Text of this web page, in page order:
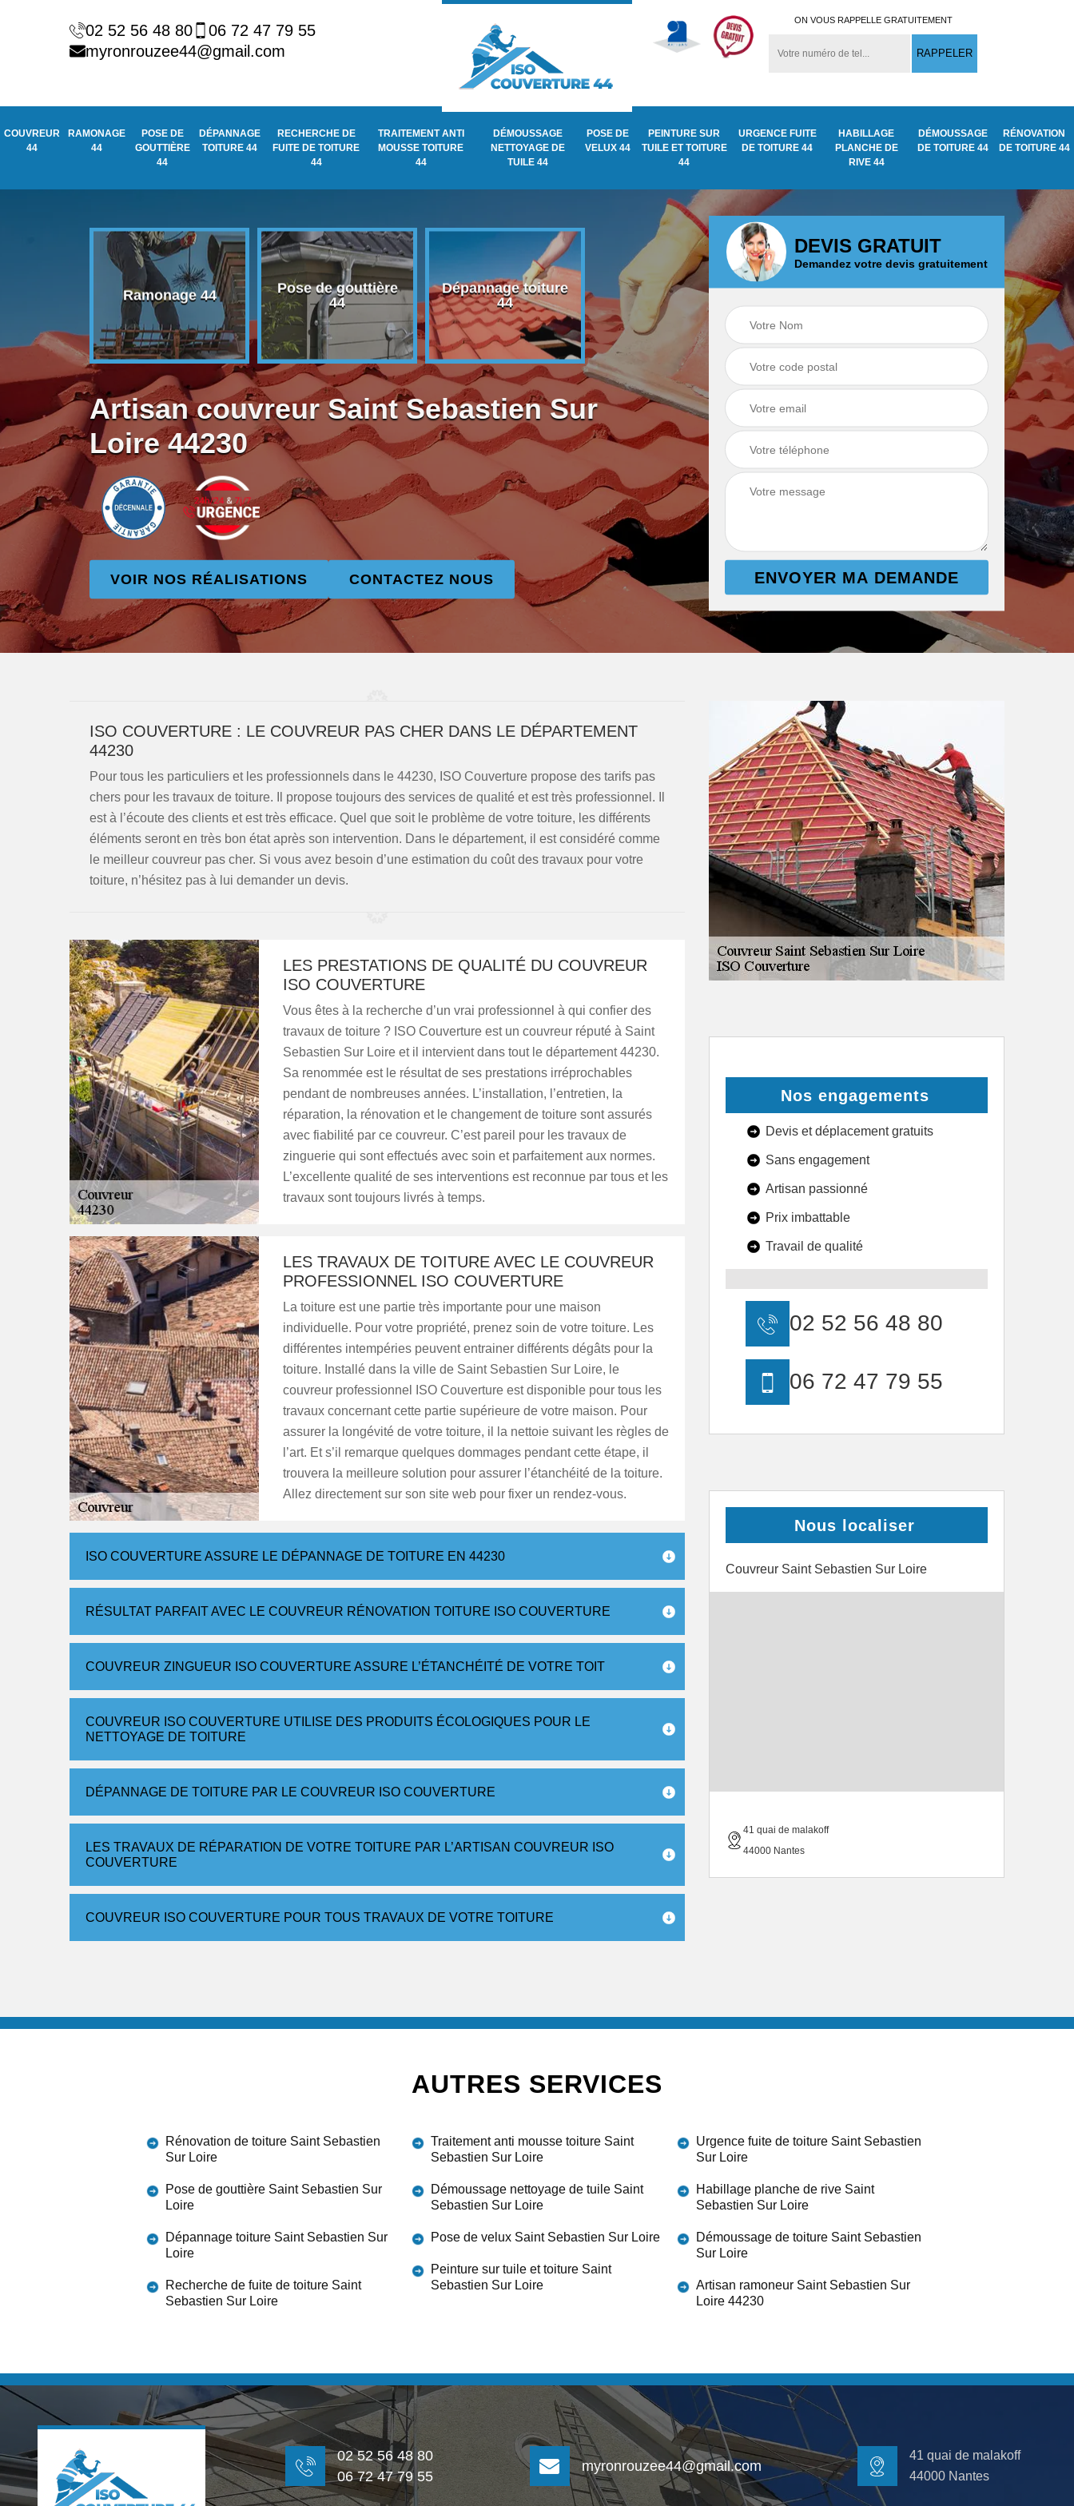
02 52 56 48 80
06 72 47 79 55
myronrouzee44@gmail.com
ON VOUS RAPPELLE GRATUITEMENT
COUVREUR
44
RAMONAGE
44
POSE DE
GOUTTIÈRE
44
DÉPANNAGE
TOITURE 44
RECHERCHE DE
FUITE DE TOITURE
44
TRAITEMENT ANTI
MOUSSE TOITURE
44
DÉMOUSSAGE
NETTOYAGE DE
TUILE 44
POSE DE
VELUX 44
PEINTURE SUR
TUILE ET TOITURE
44
URGENCE FUITE
DE TOITURE 44
HABILLAGE
PLANCHE DE
RIVE 44
DÉMOUSSAGE
DE TOITURE 44
RÉNOVATION
DE TOITURE 44
Ramonage 44
Pose de gouttière
44
Dépannage toiture
44
Recherche de fuite
de toiture 44
Traitement anti
Démoussage
nettoyage de tuile
44
Artisan couvreur Saint Sebastien Sur
Loire 44230
VOIR NOS RÉALISATIONS CONTACTEZ NOUS
DEVIS GRATUIT
Demandez votre devis gratuitement
ISO COUVERTURE : LE COUVREUR PAS CHER DANS LE DÉPARTEMENT
44230
Pour tous les particuliers et les professionnels dans le 44230, ISO Couverture propose des tarifs pas
chers pour les travaux de toiture. Il propose toujours des services de qualité et est très professionnel. Il
est à l’écoute des clients et est très efficace. Quel que soit le problème de votre toiture, les différents
éléments seront en très bon état après son intervention. Dans le département, il est considéré comme
le meilleur couvreur pas cher. Si vous avez besoin d’une estimation du coût des travaux pour votre
toiture, n’hésitez pas à lui demander un devis.
LES PRESTATIONS DE QUALITÉ DU COUVREUR
ISO COUVERTURE
Vous êtes à la recherche d’un vrai professionnel à qui confier des
travaux de toiture ? ISO Couverture est un couvreur réputé à Saint
Sebastien Sur Loire et il intervient dans tout le département 44230.
Sa renommée est le résultat de ses prestations irréprochables
pendant de nombreuses années. L’installation, l’entretien, la
réparation, la rénovation et le changement de toiture sont assurés
avec fiabilité par ce couvreur. C’est pareil pour les travaux de
zinguerie qui sont effectués avec soin et parfaitement aux normes.
L’excellente qualité de ses interventions est reconnue par tous et les
travaux sont toujours livrés à temps.
LES TRAVAUX DE TOITURE AVEC LE COUVREUR
PROFESSIONNEL ISO COUVERTURE
La toiture est une partie très importante pour une maison
individuelle. Pour votre propriété, prenez soin de votre toiture. Les
différentes intempéries peuvent entrainer différents dégâts pour la
toiture. Installé dans la ville de Saint Sebastien Sur Loire, le
couvreur professionnel ISO Couverture est disponible pour tous les
travaux concernant cette partie supérieure de votre maison. Pour
assurer la longévité de votre toiture, il la nettoie suivant les règles de
l’art. Et s’il remarque quelques dommages pendant cette étape, il
trouvera la meilleure solution pour assurer l’étanchéité de la toiture.
Allez directement sur son site web pour fixer un rendez-vous.
ISO COUVERTURE ASSURE LE DÉPANNAGE DE TOITURE EN 44230
RÉSULTAT PARFAIT AVEC LE COUVREUR RÉNOVATION TOITURE ISO COUVERTURE
COUVREUR ZINGUEUR ISO COUVERTURE ASSURE L’ÉTANCHÉITÉ DE VOTRE TOIT
COUVREUR ISO COUVERTURE UTILISE DES PRODUITS ÉCOLOGIQUES POUR LE
NETTOYAGE DE TOITURE
DÉPANNAGE DE TOITURE PAR LE COUVREUR ISO COUVERTURE
LES TRAVAUX DE RÉPARATION DE VOTRE TOITURE PAR L’ARTISAN COUVREUR ISO
COUVERTURE
COUVREUR ISO COUVERTURE POUR TOUS TRAVAUX DE VOTRE TOITURE
Nos engagements
Devis et déplacement gratuits
Sans engagement
Artisan passionné
Prix imbattable
Travail de qualité
02 52 56 48 80
06 72 47 79 55
Nous localiser
Couvreur Saint Sebastien Sur Loire
41 quai de malakoff
44000 Nantes
AUTRES SERVICES
Rénovation de toiture Saint Sebastien
Sur Loire
Pose de gouttière Saint Sebastien Sur
Loire
Dépannage toiture Saint Sebastien Sur
Loire
Recherche de fuite de toiture Saint
Sebastien Sur Loire
Traitement anti mousse toiture Saint
Sebastien Sur Loire
Démoussage nettoyage de tuile Saint
Sebastien Sur Loire
Pose de velux Saint Sebastien Sur Loire
Peinture sur tuile et toiture Saint
Sebastien Sur Loire
Urgence fuite de toiture Saint Sebastien
Sur Loire
Habillage planche de rive Saint
Sebastien Sur Loire
Démoussage de toiture Saint Sebastien
Sur Loire
Artisan ramoneur Saint Sebastien Sur
Loire 44230
02 52 56 48 80
06 72 47 79 55
myronrouzee44@gmail.com
41 quai de malakoff
44000 Nantes